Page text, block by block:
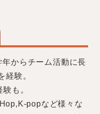
からチーム活動に長
経験。
も。
popなど様々な